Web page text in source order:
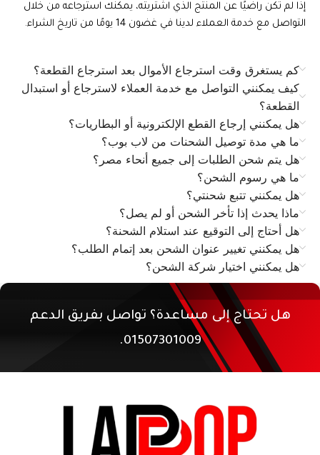
إذا لم تكن راضيًا عن المنتج الذي اشتريته، يمكنك استرجاعه من خلال
التواصل مع خدمة العملاء لدينا في غضون 14 يومًا من تاريخ الشراء.
كم يستغرق وقت استرجاع الأموال بعد استرجاع القطعة؟
كيف يمكنني التواصل مع خدمة العملاء لاسترجاع أو استبدال
القطعة؟
هل يمكنني إرجاع القطع الإلكترونية أو البطاريات؟
ما هي مدة توصيل الشحنات من لاب بوب؟
هل يتم شحن الطلبات إلى جميع أنحاء مصر؟
ما هي رسوم الشحن؟
هل يمكنني تتبع شحنتي؟
ماذا يحدث إذا تأخر الشحن أو لم يصل؟
هل أحتاج إلى التوقيع عند استلام الشحنة؟
هل يمكنني تغيير عنوان الشحن بعد إتمام الطلب؟
هل يمكنني اختيار شركة الشحن؟
هل تحتاج إلى مساعدة؟ تواصل بفريق الدعم
01507301009.